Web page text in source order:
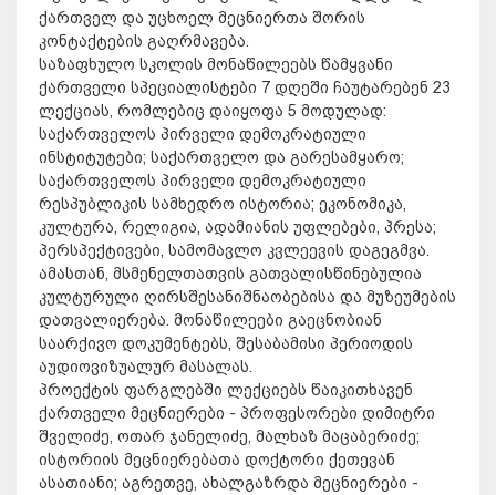
ქართველ და უცხოელ მეცნიერთა შორის
კონტაქტების გაღრმავება.
საზაფხულო სკოლის მონაწილეებს წამყვანი
ქართველი სპეციალისტები 7 დღეში ჩაუტარებენ 23
ლექციას, რომლებიც დაიყოფა 5 მოდულად:
საქართველოს პირველი დემოკრატიული
ინსტიტუტები; საქართველო და გარესამყარო;
საქართველოს პირველი დემოკრატიული
რესპუბლიკის სამხედრო ისტორია; ეკონომიკა,
კულტურა, რელიგია, ადამიანის უფლებები, პრესა;
პერსპექტივები, სამომავლო კვლეევის დაგეგმვა.
ამასთან, მსმენელთათვის გათვალისწინებულია
კულტურული ღირსშესანიშნაობებისა და მუზეუმების
დათვალიერება. მონაწილეები გაეცნობიან
საარქივო დოკუმენტებს, შესაბამისი პერიოდის
აუდიოვიზუალურ მასალას.
პროექტის ფარგლებში ლექციებს წაიკითხავენ
ქართველი მეცნიერები - პროფესორები დიმიტრი
შველიძე, ოთარ ჯანელიძე, მალხაზ მაცაბერიძე;
ისტორიის მეცნიერებათა დოქტორი ქეთევან
ასათიანი; აგრეთვე, ახალგაზრდა მეცნიერები -